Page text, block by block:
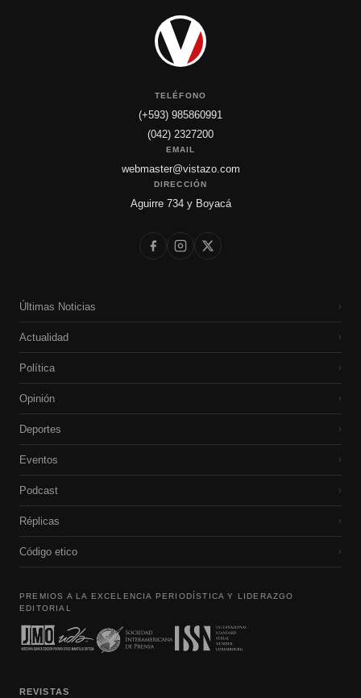
TELÉFONO
(+593) 985860991
(042) 2327200
EMAIL
webmaster@vistazo.com
DIRECCIÓN
Aguirre 734 y Boyacá
Últimas Noticias ›
Actualidad ›
Política ›
Opinión ›
Deportes ›
Eventos ›
Podcast ›
Réplicas ›
Código etico ›
PREMIOS A LA EXCELENCIA PERIODÍSTICA Y LIDERAZGO
EDITORIAL
REVISTAS